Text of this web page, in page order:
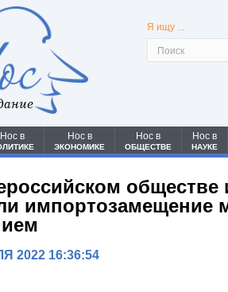
Я ищу ...
Нос в Нос в
ЭКОНОМИКЕ
Нос в
ОБЩЕСТВЕ
Нос в
НАУКЕ
обществе
импортозамещение
2022 16:36:54